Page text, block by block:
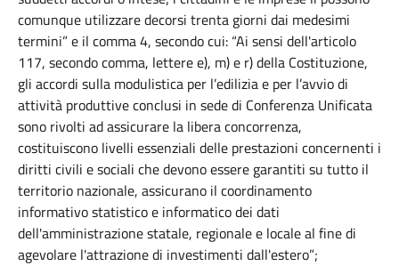
comunque utilizzare decorsi trenta giorni dai medesimi
termini” e il comma 4, secondo cui: “Ai sensi dell'articolo
117, secondo comma, lettere e), m) e r) della Costituzione,
gli accordi sulla modulistica per l’edilizia e per l’avvio di
attività produttive conclusi in sede di Conferenza Unificata
sono rivolti ad assicurare la libera concorrenza,
costituiscono livelli essenziali delle prestazioni concernenti i
diritti civili e sociali che devono essere garantiti su tutto il
territorio nazionale, assicurano il coordinamento
informativo statistico e informatico dei dati
dell'amministrazione statale, regionale e locale al fine di
agevolare l'attrazione di investimenti dall'estero”;